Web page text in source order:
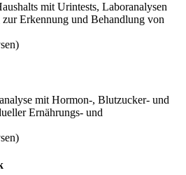
mit Urintests, Laboranalysen
Erkennung und Behandlung von
mit Hormon-, Blutzucker- und
Ernährungs- und